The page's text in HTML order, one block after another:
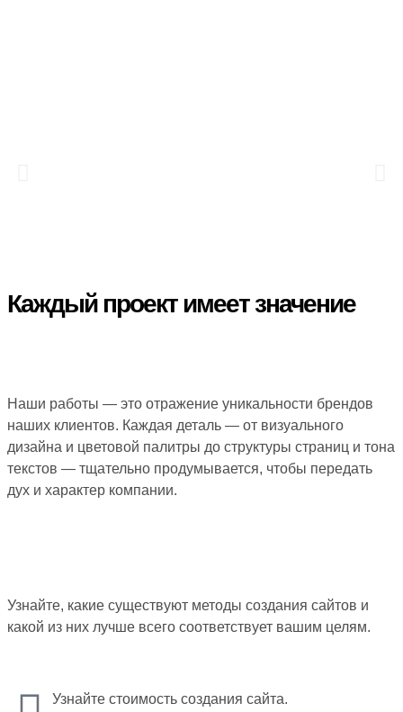
Каждый проект имеет значение
Наши работы — это отражение уникальности брендов
наших клиентов. Каждая деталь — от визуального
дизайна и цветовой палитры до структуры страниц и тона
текстов — тщательно продумывается, чтобы передать
дух и характер компании.
Узнайте, какие существуют методы создания сайтов и
какой из них лучше всего соответствует вашим целям.
Узнайте стоимость создания сайта.